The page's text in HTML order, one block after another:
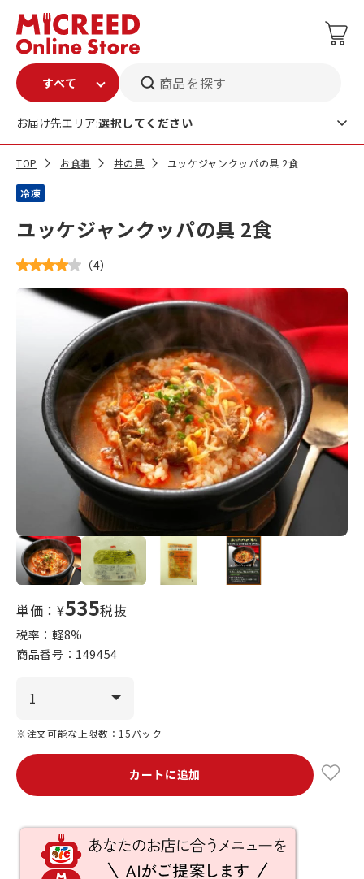
商品を探す
お届け先エリア:選択してください
TOP お食事 丼の具 ユッケジャンクッパの具 2食
冷凍
ユッケジャンクッパの具 2食
（4）
単価：¥535税抜
税率：軽8%
商品番号： 149454
※注文可能な上限数：15パック
カートに追加